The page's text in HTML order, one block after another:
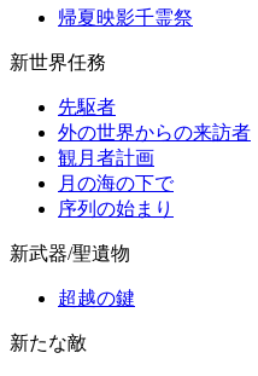
帰夏映影千霊祭
新世界任務
先駆者
外の世界からの来訪者
観月者計画
月の海の下で
序列の始まり
新武器/聖遺物
超越の鍵
新たな敵